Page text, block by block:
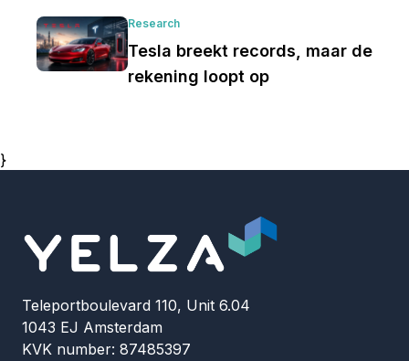
Research
Tesla breekt records, maar de
rekening loopt op
}
Teleportboulevard 110, Unit 6.04
1043 EJ Amsterdam
KVK number: 87485397